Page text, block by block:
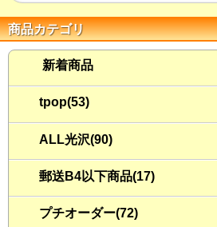
商品カテゴリ
新着商品
tpop(53)
ALL光沢(90)
郵送B4以下商品(17)
プチオーダー(72)